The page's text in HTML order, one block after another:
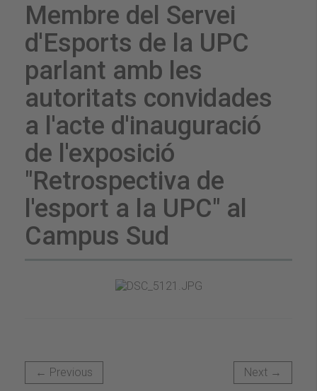
Membre del Servei
d'Esports de la UPC
parlant amb les
autoritats convidades
a l'acte d'inauguració
de l'exposició
"Retrospectiva de
l'esport a la UPC" al
Campus Sud
← Previous Next →